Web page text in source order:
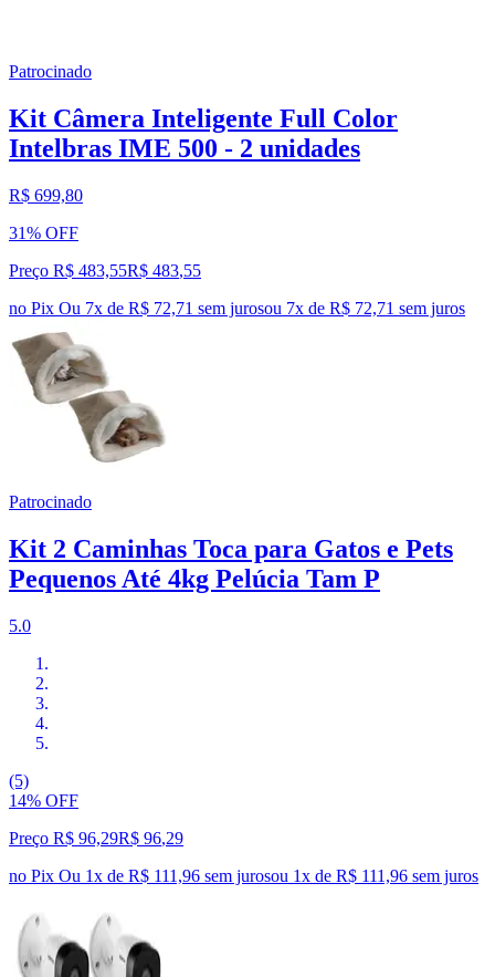
Patrocinado
Kit Câmera Inteligente Full Color
Intelbras IME 500 - 2 unidades
R$ 699,80
31% OFF
Preço R$ 483,55R$ 483,55
no Pix Ou 7x de R$ 72,71 sem jurosou 7x de R$ 72,71 sem juros
Patrocinado
Kit 2 Caminhas Toca para Gatos e Pets
Pequenos Até 4kg Pelúcia Tam P
5.0
(5)
14% OFF
Preço R$ 96,29R$ 96,29
no Pix Ou 1x de R$ 111,96 sem jurosou 1x de R$ 111,96 sem juros